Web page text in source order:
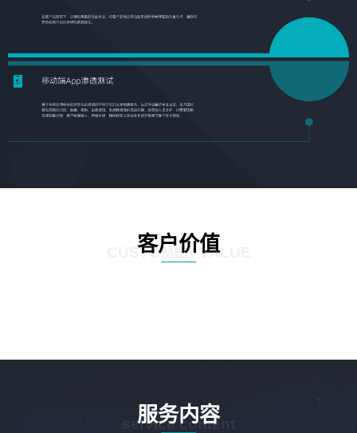
客户价值
CUSTOMER VALUE
服务内容
service content